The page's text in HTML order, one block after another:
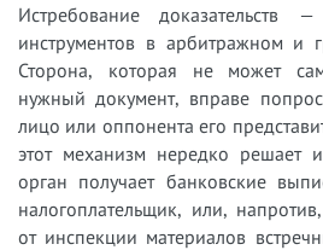
Вакансии
Защита активов
Ведение дел о банкротстве
Справочная
Вопросы-ответы
Вебинары и семинары
Прямые эфиры
Истребование
инструментов в арбитражном и
Сторона, которая не может
нужный документ, вправе
лицо или оппонента его
этот механизм нередко решает
орган получает банковские
налогоплательщик, или,
от инспекции материалов